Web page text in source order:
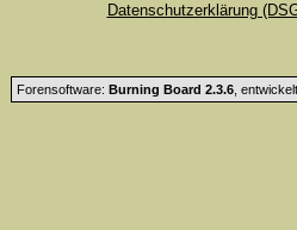
Datenschutzerklärung
Forensoftware: Burning Board 2.3.6,